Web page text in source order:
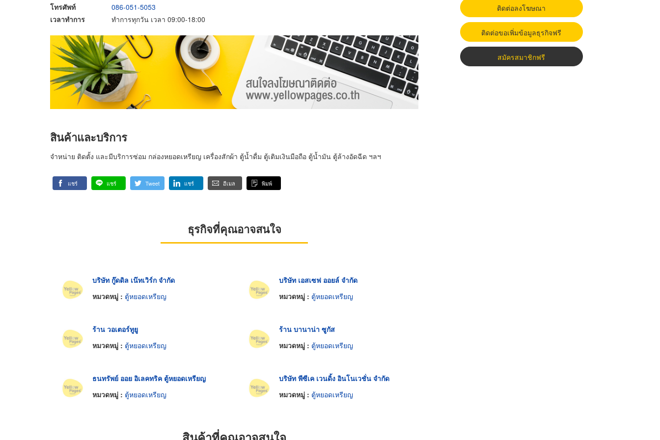
โทรศัพท์
086-051-5053
เวลาทำการ
ทำการทุกวัน เวลา 09:00-18:00
สินค้าและบริการ
จำหน่าย ติดตั้ง และมีบริการซ่อม กล่องหยอดเหรียญ เครื่องสักผ้า ตู้น้ำดื่ม ตู้เติมเงินมือถือ ตู้น้ำมัน ตู้ล้างอัดฉีด ฯลฯ
แชร์ แชร์ Tweet แชร์ อีเมล พิมพ์
ธุรกิจที่คุณอาจสนใจ
บริษัท กู๊ดดิล เน๊ทเวิร์ก จำกัด
หมวดหมู่ : ตู้หยอดเหรียญ
บริษัท เอสเซฟ ออยล์ จำกัด
หมวดหมู่ : ตู้หยอดเหรียญ
ร้าน วอเตอร์ทูยู
หมวดหมู่ : ตู้หยอดเหรียญ
ร้าน บานาน่า ซูกัส
หมวดหมู่ : ตู้หยอดเหรียญ
ธนทรัพย์ ออย อิเลคทริค ตู้หยอดเหรียญ
หมวดหมู่ : ตู้หยอดเหรียญ
บริษัท พีซีเค เวนดิ้ง อินโนเวชั่น จำกัด
หมวดหมู่ : ตู้หยอดเหรียญ
ติดต่อลงโฆษณา
ติดต่อขอเพิ่มข้อมูลธุรกิจฟรี
สมัครสมาชิกฟรี